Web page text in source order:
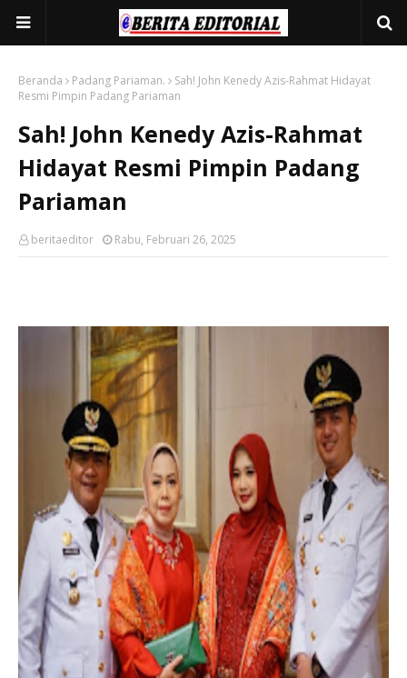
Beranda Padang Pariaman.
Sah! John Kenedy Azis-Rahmat Hidayat
Resmi Pimpin Padang Pariaman
Sah! John Kenedy Azis-Rahmat
Hidayat Resmi Pimpin Padang
Pariaman
beritaeditor Rabu, Februari 26, 2025